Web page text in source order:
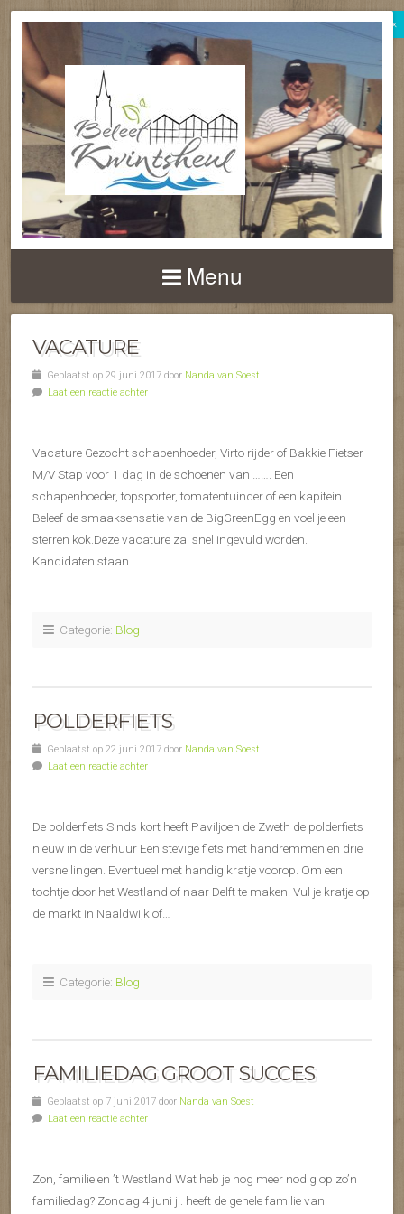
BELEEF
KWINTSHEUL
Menu
VACATURE
Geplaatst op 29 juni 2017 door Nanda van Soest
Laat een reactie achter
Vacature Gezocht schapenhoeder, Virto rijder of Bakkie Fietser
M/V Stap voor 1 dag in de schoenen van ……. Een
schapenhoeder, topsporter, tomatentuinder of een kapitein.
Beleef de smaaksensatie van de BigGreenEgg en voel je een
sterren kok.Deze vacature zal snel ingevuld worden.
Kandidaten staan…
Categorie: Blog
POLDERFIETS
Geplaatst op 22 juni 2017 door Nanda van Soest
Laat een reactie achter
De polderfiets Sinds kort heeft Paviljoen de Zweth de polderfiets
nieuw in de verhuur Een stevige fiets met handremmen en drie
versnellingen. Eventueel met handig kratje voorop. Om een
tochtje door het Westland of naar Delft te maken. Vul je kratje op
de markt in Naaldwijk of…
Categorie: Blog
FAMILIEDAG GROOT SUCCES
Geplaatst op 7 juni 2017 door Nanda van Soest
Laat een reactie achter
Zon, familie en ’t Westland Wat heb je nog meer nodig op zo’n
familiedag? Zondag 4 juni jl. heeft de gehele familie van
×